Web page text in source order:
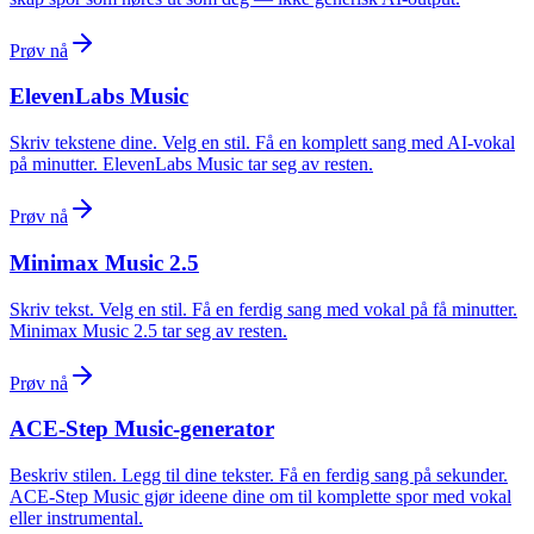
Prøv nå
ElevenLabs Music
Skriv tekstene dine. Velg en stil. Få en komplett sang med AI-vokal
på minutter. ElevenLabs Music tar seg av resten.
Prøv nå
Minimax Music 2.5
Skriv tekst. Velg en stil. Få en ferdig sang med vokal på få minutter.
Minimax Music 2.5 tar seg av resten.
Prøv nå
ACE-Step Music-generator
Beskriv stilen. Legg til dine tekster. Få en ferdig sang på sekunder.
ACE-Step Music gjør ideene dine om til komplette spor med vokal
eller instrumental.